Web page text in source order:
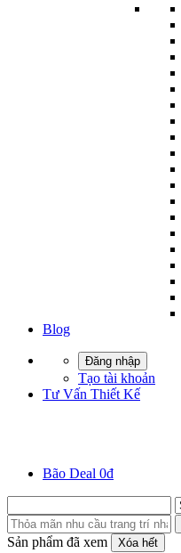
Blog
Đăng nhập
Tạo tài khoản
Tư Vấn Thiết Kế
Bão Deal 0đ
Sản phẩm đã xem Xóa hết